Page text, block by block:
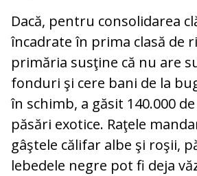
Dacă, pentru consolidarea
încadrate în prima clasă de
primăria susţine că nu are
fonduri şi cere bani de la
în schimb, a găsit 140.000
păsări exotice. Raţele
gâştele călifar albe şi roşii,
lebedele negre pot fi deja